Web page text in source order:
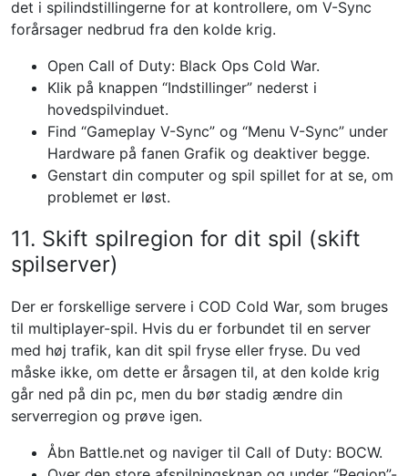
det i spilindstillingerne for at kontrollere, om V-Sync
forårsager nedbrud fra den kolde krig.
Open Call of Duty: Black Ops Cold War.
Klik på knappen “Indstillinger” nederst i
hovedspilvinduet.
Find “Gameplay V-Sync” og “Menu V-Sync” under
Hardware på fanen Grafik og deaktiver begge.
Genstart din computer og spil spillet for at se, om
problemet er løst.
11. Skift spilregion for dit spil (skift
spilserver)
Der er forskellige servere i COD Cold War, som bruges
til multiplayer-spil. Hvis du er forbundet til en server
med høj trafik, kan dit spil fryse eller fryse. Du ved
måske ikke, om dette er årsagen til, at den kolde krig
går ned på din pc, men du bør stadig ændre din
serverregion og prøve igen.
Åbn Battle.net og naviger til Call of Duty: BOCW.